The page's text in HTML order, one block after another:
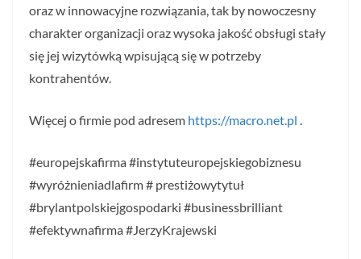
oraz w innowacyjne rozwiązania, tak by nowoczesny
charakter organizacji oraz wysoka jakość obsługi stały
się jej wizytówką wpisującą się w potrzeby
kontrahentów.
Więcej o firmie pod adresem https://macro.net.pl
#europejskafirma #instytuteuropejskiegobiznesu
#wyróżnieniadlafirm # prestiżowytytuł
#brylantpolskiejgospodarki #businessbrilliant
#efektywnafirma #JerzyKrajewski